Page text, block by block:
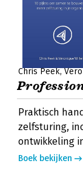
Chris Peek
Praktisch
zelfsturing,
ontwikkeling
Boek bekijken